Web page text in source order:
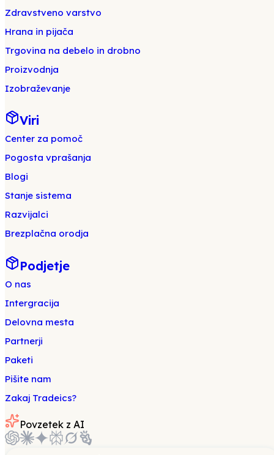
Zdravstveno varstvo
Hrana in pijača
Trgovina na debelo in drobno
Proizvodnja
Izobraževanje
Viri
Center za pomoč
Pogosta vprašanja
Blogi
Stanje sistema
Razvijalci
Brezplačna orodja
Podjetje
O nas
Intergracija
Delovna mesta
Partnerji
Paketi
Pišite nam
Zakaj Tradeics?
Povzetek z AI